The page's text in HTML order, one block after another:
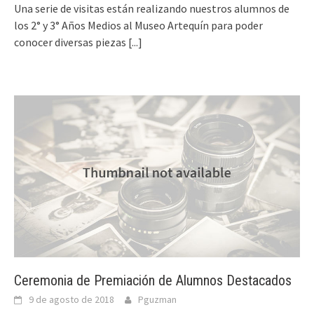
Una serie de visitas están realizando nuestros alumnos de
los 2° y 3° Años Medios al Museo Artequín para poder
conocer diversas piezas [...]
Ceremonia de Premiación de Alumnos Destacados
9 de agosto de 2018 Pguzman